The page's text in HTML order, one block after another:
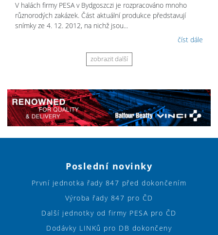
V halách firmy PESA v Bydgoszczi je rozpracováno mnoho
různorodých zakázek. Část aktuální produkce představují
snímky ze 4. 12. 2012, na nichž jsou...
číst dále
zobrazit další
Poslední novinky
První jednotka řady 847 před dokončením
Výroba řady 847 pro ČD
Další jednotky od firmy PESA pro ČD
Dodávky LINKů pro DB dokončeny